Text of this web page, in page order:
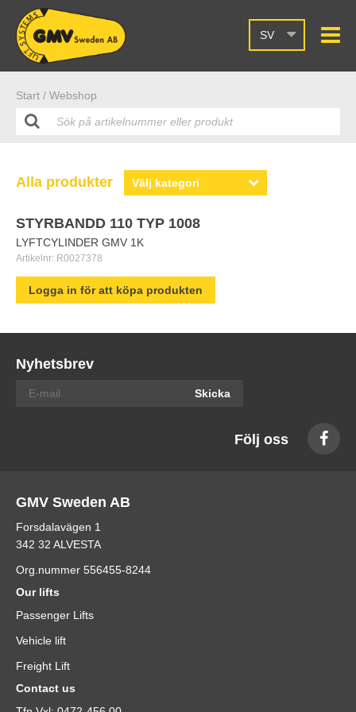
SV
Start / Webshop
Alla produkter
STYRBANDD 110 TYP 1008
LYFTCYLINDER GMV 1K
Artikelnr: R0027378
Logga in för att köpa produkten
Nyhetsbrev
Skicka
Följ oss
GMV Sweden AB
Forsdalavägen 1
342 32 ALVESTA
Org.nummer 556455-8244
Our lifts
Passenger Lifts
Vehicle lift
Freight Lift
Contact us